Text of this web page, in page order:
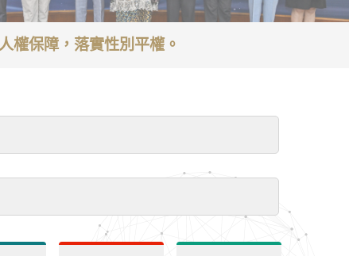
權保障，落實性別平權。
，以節省您的寶貴時間。